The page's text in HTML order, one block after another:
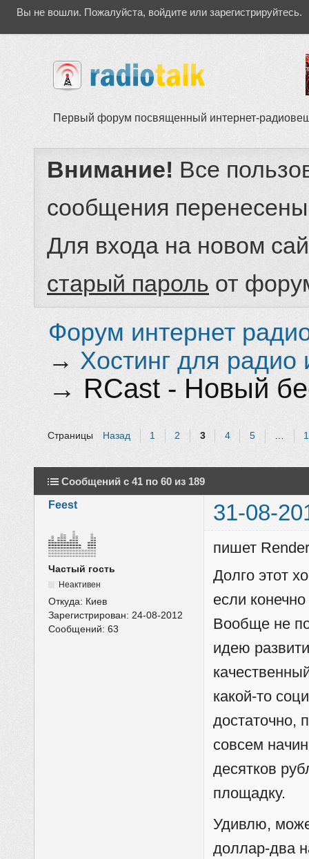
Вы не вошли. Пожалуйста, войдите или зарегистрируйтесь.
Первый форум посвященный интернет-
Внимание! Все
сообщения
Для входа на новом
старый пароль от
Форум интернет
→ Хостинг для радио
→ RCast - Новый
Страницы Назад 1 2 3 4 5 …
Сообщений с 41 по 60 из 189
Feest
31-08-
Частый гость
Неактивен
Откуда: Киев
Зарегистрирован:24-08-2012
Сообщений:63
пишет
Долго этот
если
Вообще не
идею
какой-то
достаточно,
совсем
десятков
площадку.
Удивлю,
доллар-два